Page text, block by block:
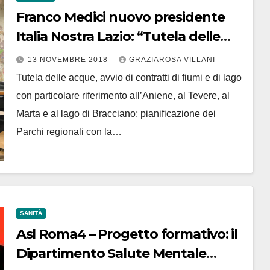
Franco Medici nuovo presidente
Italia Nostra Lazio: “Tutela delle
acque e parchi le priorità”
13 NOVEMBRE 2018 GRAZIAROSA VILLANI
Tutela delle acque, avvio di contratti di fiumi e di lago
con particolare riferimento all’Aniene, al Tevere, al
Marta e al lago di Bracciano; pianificazione dei
Parchi regionali con la…
SANITÀ
Asl Roma4 – Progetto formativo: il
Dipartimento Salute Mentale